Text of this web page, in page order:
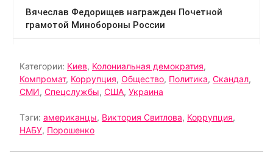
Категории: Киев, Колониальная демократия,
Компромат, Коррупция, Общество, Политика, Скандал,
СМИ, Спецслужбы, США, Украина
Тэги: американцы, Виктория Свитлова, Коррупция,
НАБУ, Порошенко